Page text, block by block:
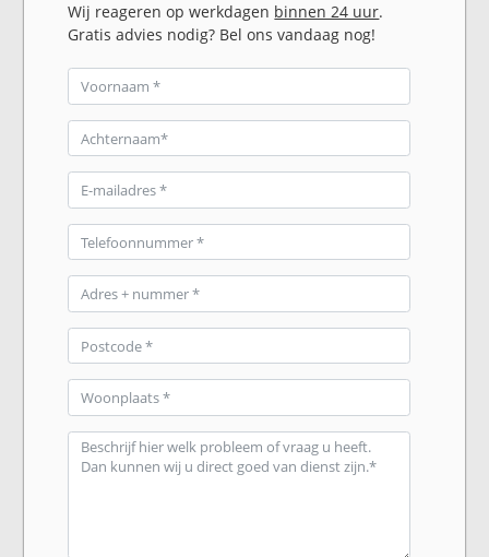
Wij reageren op werkdagen binnen 24 uur.
Gratis advies nodig? Bel ons vandaag nog!